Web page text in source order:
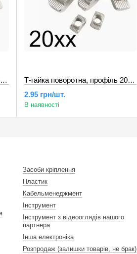
Т-гайка поворотна, профіль 15хх, сталь, М4
Т-гайка поворотна, профіль 20хх, сталь, М3
2.95 грн/шт.
В наявності
Засоби кріплення
Пластик
Кабельменеджмент
Інструмент
Інструмент з відеооглядів нашого
партнера
Інша електроніка
Розпродаж (залишки товарів, не брак)